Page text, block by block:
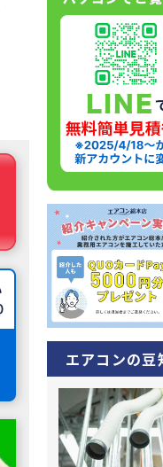
エアコンの豆